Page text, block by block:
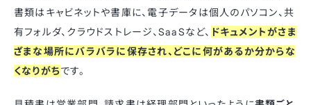
書類はキャビネットや書庫に、電子データは個人のパソコン、共
有フォルダ、クラウドストレージ、SaaSなど、 ドキュメントがさま
ざまな場所にバラバラに保存され、どこに何があるか分からな
くなりがちです。